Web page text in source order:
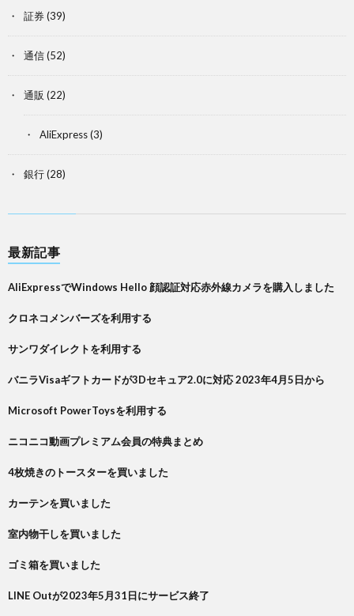
証券(39)
通信(52)
通販 (22)
AliExpress(3)
銀行(28)
最新記事
AliExpressでWindows Hello 顔認証対応赤外線カメラを購入しました
クロネコメンバーズを利用する
サンワダイレクトを利用する
バニラVisaギフトカードが3Dセキュア2.0に対応 2023年4月5日から
Microsoft PowerToysを利用する
ニコニコ動画プレミアム会員の特典まとめ
4枚焼きのトースターを買いました
カーテンを買いました
室内物干しを買いました
ゴミ箱を買いました
LINE Outが2023年5月31日にサービス終了